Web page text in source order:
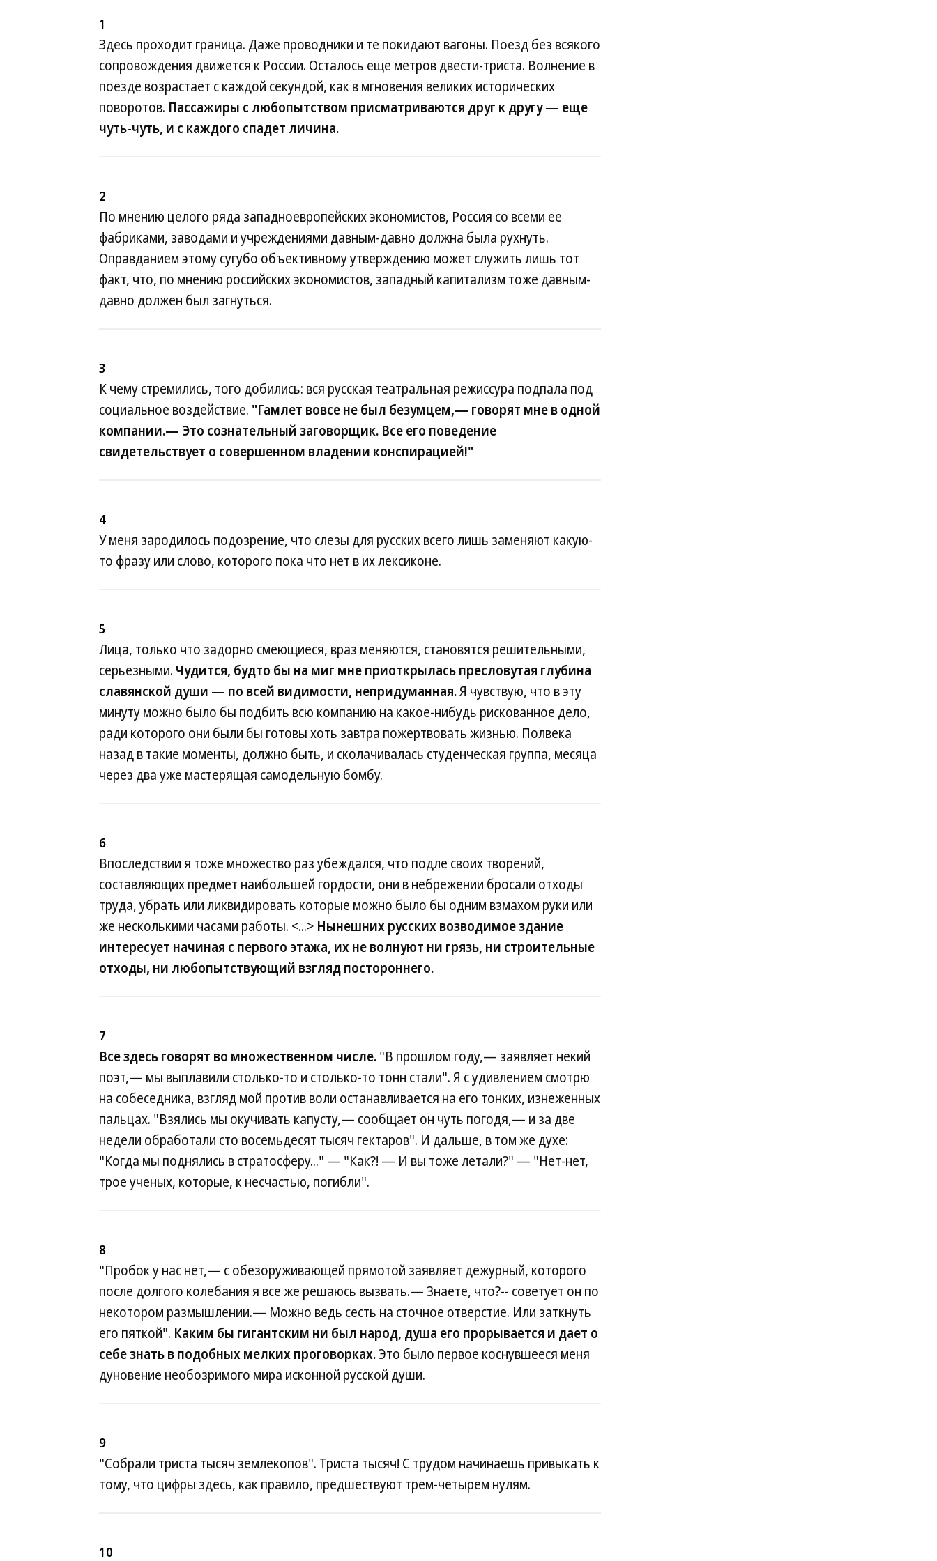
1
Здесь проходит граница. Даже проводники и те покидают вагоны. Поезд без всякого
сопровождения движется к России. Осталось еще метров двести-триста. Волнение в
поезде возрастает с каждой секундой, как в мгновения великих исторических
поворотов. Пассажиры с любопытством присматриваются друг к другу — еще
чуть-чуть, и с каждого спадет личина.
2
По мнению целого ряда западноевропейских экономистов, Россия со всеми ее
фабриками, заводами и учреждениями давным-давно должна была рухнуть.
Оправданием этому сугубо объективному утверждению может служить лишь тот
факт, что, по мнению российских экономистов, западный капитализм тоже давным-
давно должен был загнуться.
3
К чему стремились, того добились: вся русская театральная режиссура подпала под
социальное воздействие. "Гамлет вовсе не был безумцем,— говорят мне в одной
компании.— Это сознательный заговорщик. Все его поведение
свидетельствует о совершенном владении конспирацией!"
4
У меня зародилось подозрение, что слезы для русских всего лишь заменяют какую-
то фразу или слово, которого пока что нет в их лексиконе.
5
Лица, только что задорно смеющиеся, враз меняются, становятся решительными,
серьезными. Чудится, будто бы на миг мне приоткрылась пресловутая глубина
славянской души — по всей видимости, непридуманная.Я чувствую, что в эту
минуту можно было бы подбить всю компанию на какое-нибудь рискованное дело,
ради которого они были бы готовы хоть завтра пожертвовать жизнью. Полвека
назад в такие моменты, должно быть, и сколачивалась студенческая группа, месяца
через два уже мастерящая самодельную бомбу.
6
Впоследствии я тоже множество раз убеждался, что подле своих творений,
составляющих предмет наибольшей гордости, они в небрежении бросали отходы
труда, убрать или ликвидировать которые можно было бы одним взмахом руки или
же несколькими часами работы. <...> Нынешних русских возводимое здание
интересует начиная с первого этажа, их не волнуют ни грязь, ни строительные
отходы, ни любопытствующий взгляд постороннего.
7
Все здесь говорят во множественном числе."В прошлом году,— заявляет некий
поэт,— мы выплавили столько-то и столько-то тонн стали". Я с удивлением смотрю
на собеседника, взгляд мой против воли останавливается на его тонких, изнеженных
пальцах. "Взялись мы окучивать капусту,— сообщает он чуть погодя,— и за две
недели обработали сто восемьдесят тысяч гектаров". И дальше, в том же духе:
"Когда мы поднялись в стратосферу..." — "Как?! — И вы тоже летали?" — "Нет-нет,
трое ученых, которые, к несчастью, погибли".
8
"Пробок у нас нет,— с обезоруживающей прямотой заявляет дежурный, которого
после долгого колебания я все же решаюсь вызвать.— Знаете, что?-- советует он по
некотором размышлении.— Можно ведь сесть на сточное отверстие. Или заткнуть
его пяткой". Каким бы гигантским ни был народ, душа его прорывается и дает о
себе знать в подобных мелких проговорках.Это было первое коснувшееся меня
дуновение необозримого мира исконной русской души.
9
"Собрали триста тысяч землекопов". Триста тысяч! С трудом начинаешь привыкать к
тому, что цифры здесь, как правило, предшествуют трем-четырем нулям.
10